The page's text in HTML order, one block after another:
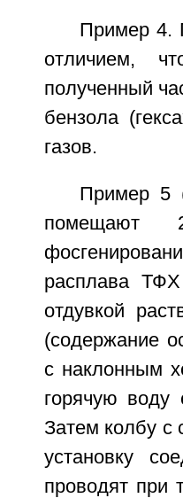
Пример 4.
отличием,
полученный
бензола
газов.
Пример 5
помещают
расплава
отдувкой
(содержание
с наклонным
горячую воду
Затем колбу
установку
проводят при